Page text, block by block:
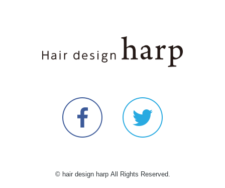
© hair design harp All Rights Reserved.